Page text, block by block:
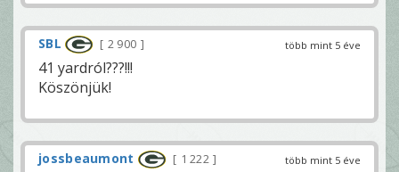
több mint 5 éve
SBL 2 900
41 yardról???!!!
Köszönjük!
több mint 5 éve
jossbeaumont 1 222